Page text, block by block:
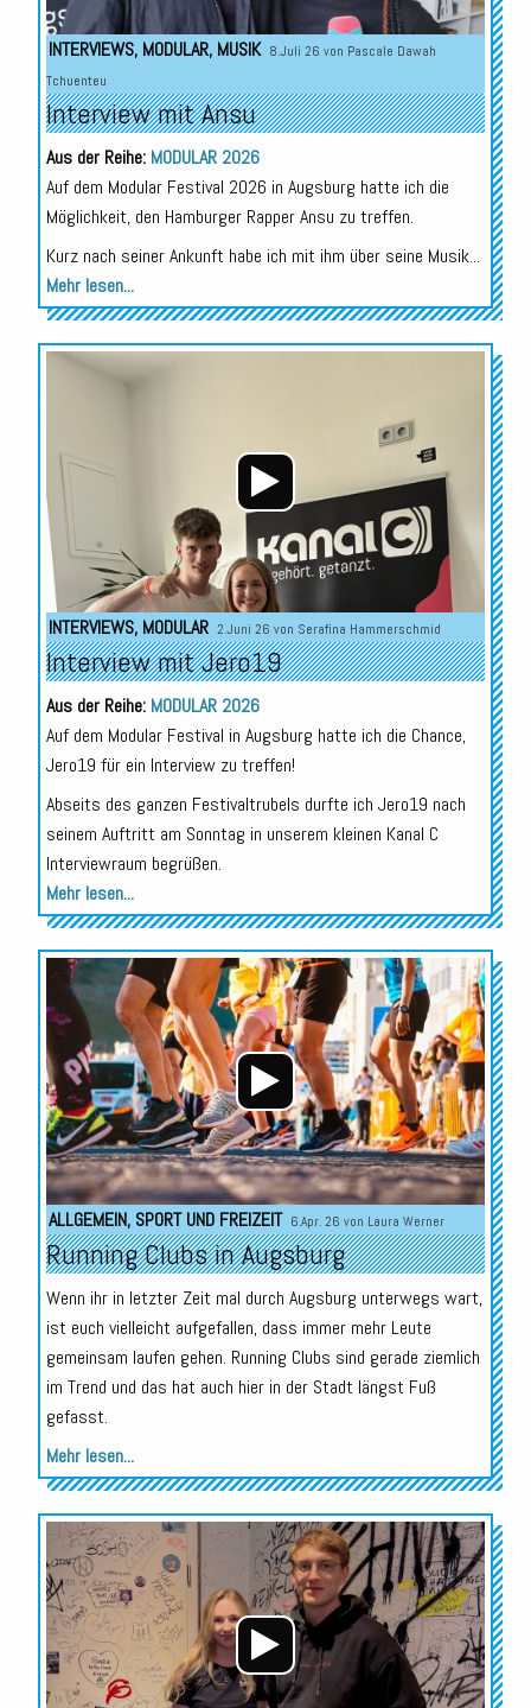
INTERVIEWS, MODULAR, MUSIK 8.Juli 26 von Pascale Dawah
Tchuenteu
Interview mit Ansu
Aus der Reihe: MODULAR 2026
Auf dem Modular Festival 2026 in Augsburg hatte ich die
Möglichkeit, den Hamburger Rapper Ansu zu treffen.
Kurz nach seiner Ankunft habe ich mit ihm über seine Musik...
Mehr lesen...
Audio-
Player
INTERVIEWS, MODULAR 2.Juni 26 von Serafina Hammerschmid
Interview mit Jero19
Aus der Reihe: MODULAR 2026
Auf dem Modular Festival in Augsburg hatte ich die Chance,
Jero19 für ein Interview zu treffen!
Abseits des ganzen Festivaltrubels durfte ich Jero19 nach
seinem Auftritt am Sonntag in unserem kleinen Kanal C
Interviewraum begrüßen.
Mehr lesen...
Audio-
Player
ALLGEMEIN, SPORT UND FREIZEIT 6.Apr. 26 von Laura Werner
Running Clubs in Augsburg
Wenn ihr in letzter Zeit mal durch Augsburg unterwegs wart,
ist euch vielleicht aufgefallen, dass immer mehr Leute
gemeinsam laufen gehen. Running Clubs sind gerade ziemlich
im Trend und das hat auch hier in der Stadt längst Fuß
gefasst.
Mehr lesen...
Audio-
Player